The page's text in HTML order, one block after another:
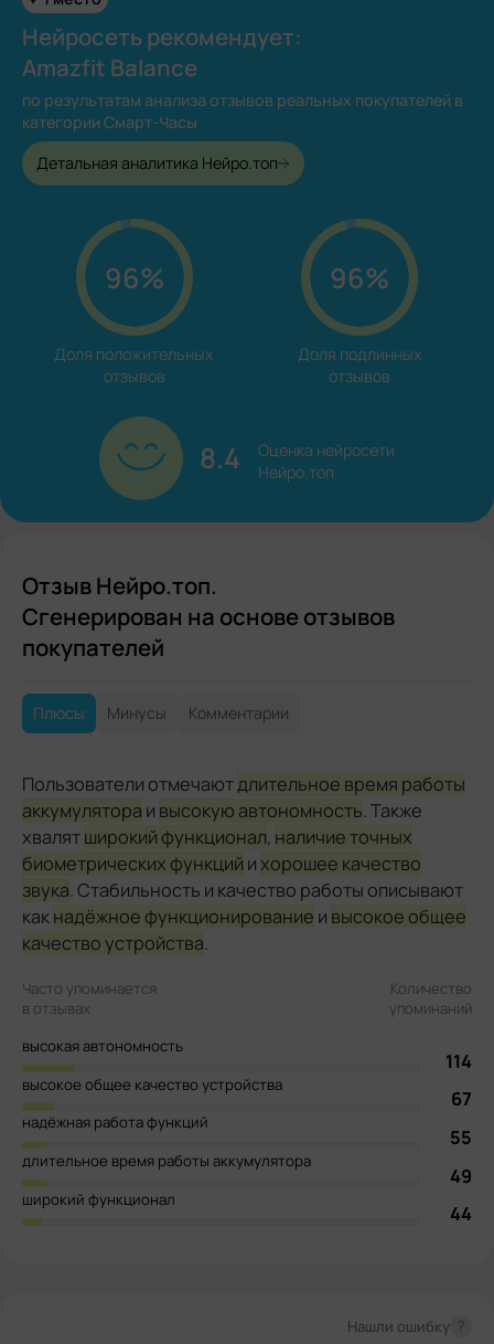
Нейросеть рекомендует:
Amazfit Balance
по результатам анализа отзывов реальных покупателей в
категории Смарт-Часы
Детальная аналитика Нейро.топ
96%
Доля положительных
отзывов
96%
Доля подлинных
отзывов
8.4
Оценка нейросети
Нейро.топ
Отзыв Нейро.топ.
Сгенерирован на основе отзывов
покупателей
Плюсы Минусы Комментарии
Пользователи отмечаютдлительное время работы
аккумулятора и высокую автономность. Также
хвалятширокий функционал, наличие точных
биометрических функций ихорошее качество
звука. Стабильность и качество работы описывают
какнадёжное функционирование и высокое общее
качество устройства.
Часто упоминается
в отзывах
Количество
упоминаний
высокая автономность
114
высокое общее качество устройства
67
надёжная работа функций
55
длительное время работы аккумулятора
49
широкий функционал
44
Нашли ошибку